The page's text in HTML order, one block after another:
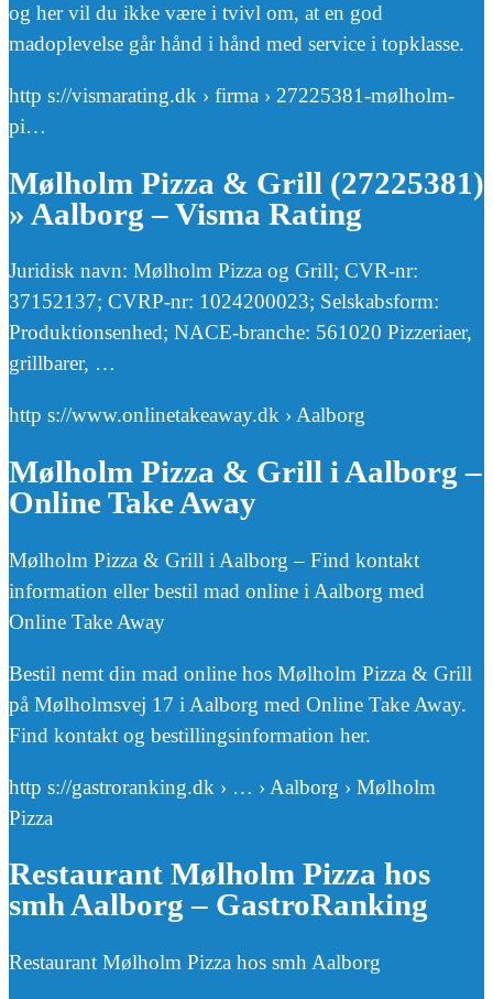
og her vil du ikke være i tvivl om, at en god
madoplevelse går hånd i hånd med service i topklasse.
http s://vismarating.dk › firma › 27225381-mølholm-
pi…
Mølholm Pizza & Grill (27225381)
» Aalborg – Visma Rating
Juridisk navn: Mølholm Pizza og Grill; CVR-nr:
37152137; CVRP-nr: 1024200023; Selskabsform:
Produktionsenhed; NACE-branche: 561020 Pizzeriaer,
grillbarer, …
http s://www.onlinetakeaway.dk › Aalborg
Mølholm Pizza & Grill i Aalborg –
Online Take Away
Mølholm Pizza & Grill i Aalborg – Find kontakt
information eller bestil mad online i Aalborg med
Online Take Away
Bestil nemt din mad online hos Mølholm Pizza & Grill
på Mølholmsvej 17 i Aalborg med Online Take Away.
Find kontakt og bestillingsinformation her.
http s://gastroranking.dk › … › Aalborg › Mølholm
Pizza
Restaurant Mølholm Pizza hos
smh Aalborg – GastroRanking
Restaurant Mølholm Pizza hos smh Aalborg